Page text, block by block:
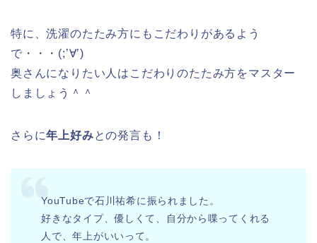
特に、洗濯のたたみ方にもこだわりがあるよう
で・・・(;’∀’)
奥さんになりたい人はこだわりのたたみ方をマスター
しましょう＾＾
さらに年上好みとの発言も！
YouTubeで石川祐希に振られました。
好きなタイプ、優しくて、自分から喋ってくれる
人で、年上がいいって。